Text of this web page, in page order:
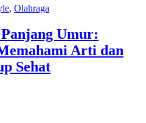
, Olahraga
Umur:
Arti dan
Sehat